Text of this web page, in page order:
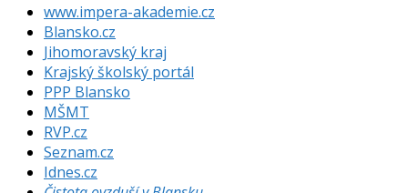
www.impera-akademie.cz
Blansko.cz
Jihomoravský kraj
Krajský školský portál
PPP Blansko
MŠMT
RVP.cz
Seznam.cz
Idnes.cz